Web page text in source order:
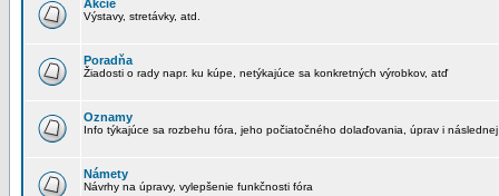
Akcie
Výstavy, stretávky, atd.
Poradňa
Žiadosti o rady napr. ku kúpe, netýkajúce sa konkretných výrobkov, atď
Oznamy
Info týkajúce sa rozbehu fóra, jeho počiatočného dolaďovania, úprav i následnej
Námety
Návrhy na úpravy, vylepšenie funkčnosti fóra